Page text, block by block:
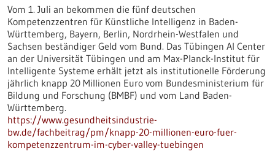
Vom 1. Juli an bekommen die fünf deutschen
Kompetenzzentren für Künstliche Intelligenz in Baden-
Württemberg, Bayern, Berlin, Nordrhein-Westfalen und
Sachsen beständiger Geld vom Bund. Das Tübingen AI Center
an der Universität Tübingen und am Max-Planck-Institut für
Intelligente Systeme erhält jetzt als institutionelle Förderung
jährlich knapp 20 Millionen Euro vom Bundesministerium für
Bildung und Forschung (BMBF) und vom Land Baden-
Württemberg.
https://www.gesundheitsindustrie-
bw.de/fachbeitrag/pm/knapp-20-millionen-euro-fuer-
kompetenzzentrum-im-cyber-valley-tuebingen